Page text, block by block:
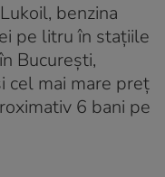
benzina
pe litru în stațiile
București,
cel mai mare preț
6 bani pe